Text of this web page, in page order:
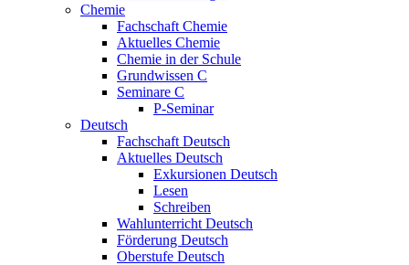
Chemie
Fachschaft Chemie
Aktuelles Chemie
Chemie in der Schule
Grundwissen C
Seminare C
P-Seminar
Deutsch
Fachschaft Deutsch
Aktuelles Deutsch
Exkursionen Deutsch
Lesen
Schreiben
Wahlunterricht Deutsch
Förderung Deutsch
Oberstufe Deutsch